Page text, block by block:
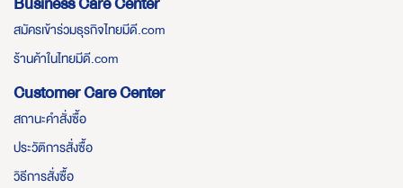
สมัครเข้าร่วมธุรกิจไทยมีดี.com
ร้านค้าในไทยมีดี.com
Customer Care Center
สถานะคำสั่งซื้อ
ประวัติการสั่งซื้อ
วิธีการสั่งซื้อ